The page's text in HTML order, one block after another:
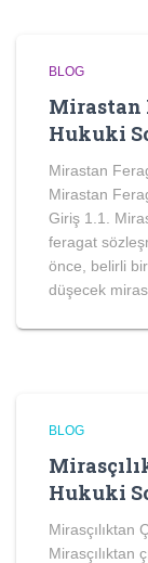
BLOG
Mirastan
Hukuki
Mirastan
Mirastan
Giriş 1.1.
feragat
önce, belirli
düşecek miras
BLOG
Hukuki
Mirasçılıktan
Mirasçılıktan